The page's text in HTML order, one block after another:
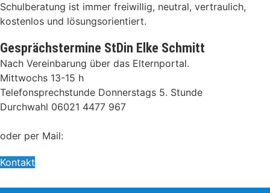
Schulberatung ist immer freiwillig, neutral, vertraulich,
kostenlos und lösungsorientiert.
Gesprächstermine StDin Elke Schmitt
Nach Vereinbarung über das Elternportal.
Mittwochs 13-15 h
Telefonsprechstunde Donnerstags 5. Stunde
Durchwahl 06021 4477 967
oder per Mail:
Kontakt